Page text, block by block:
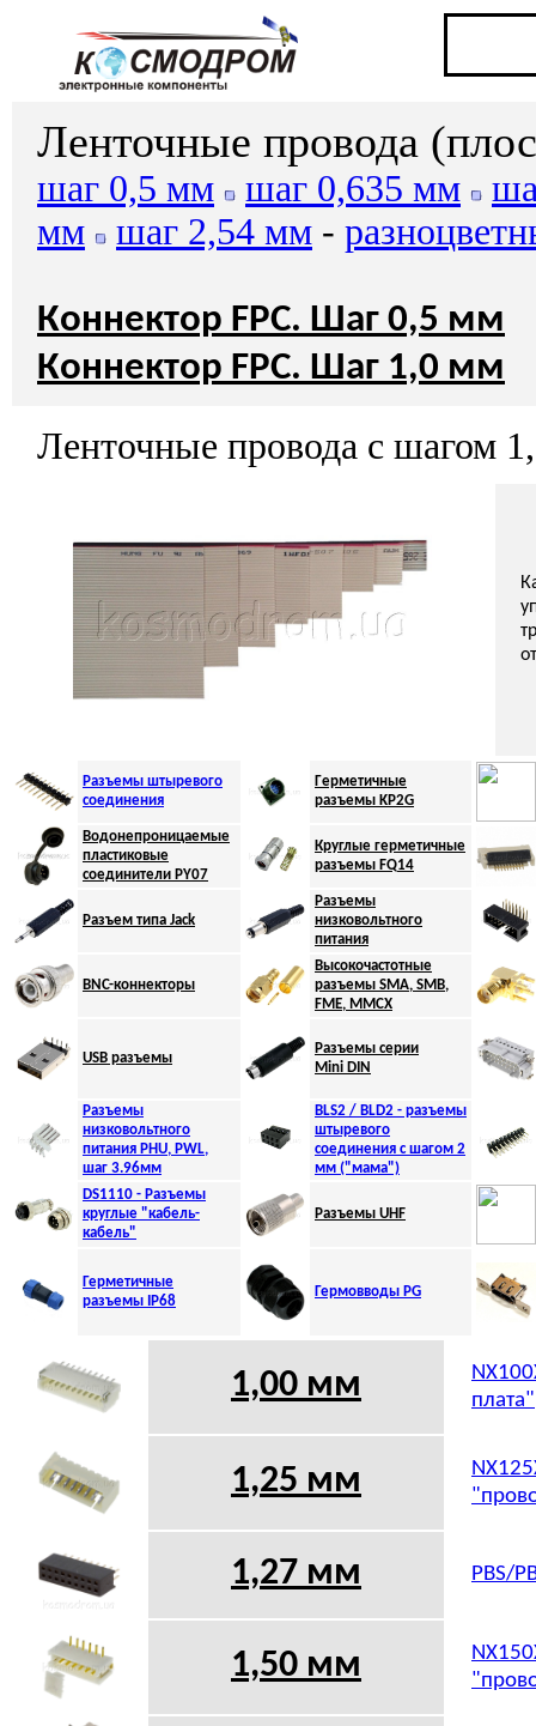
Ленточные провода
шаг 0,5 мм шаг 0,635 мм
мм
шаг 2,54 мм -
Коннектор FPC. Шаг 0,5 мм
Коннектор FPC. Шаг 1,0 мм
Ленточные провода с шагом
Разъемы штыревого
соединения
Герметичные
разъемы KP2G
Водонепроницаемые
пластиковые
соединители PY07
Круглые герметичные
разъемы FQ14
Разъем типа Jack
Разъемы
низковольтного
питания
BNC-коннекторы
Высокочастотные
разъемы SMA, SMB,
FME, MMCX
USB разъемы
Разъемы серии
Mini DIN
Разъемы
низковольтного
питания PНU, PWL,
шаг 3.96мм
BLS2 / BLD2 - разъемы
штыревого
соединения с шагом 2
мм ("мама")
DS1110 - Разъемы
круглые "кабель-
кабель"
Разъемы UHF
Герметичные
разъемы IP68
Гермовводы PG
1,00 мм
плата"
1,25 мм
1,27 мм PBS/
1,50 мм